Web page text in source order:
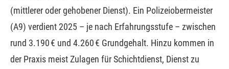
(mittlerer oder gehobener Dienst). Ein Polizeiobermeister
(A9) verdient 2025 – je nach Erfahrungsstufe – zwischen
rund 3.190 € und 4.260 € Grundgehalt. Hinzu kommen in
der Praxis meist Zulagen für Schichtdienst, Dienst zu